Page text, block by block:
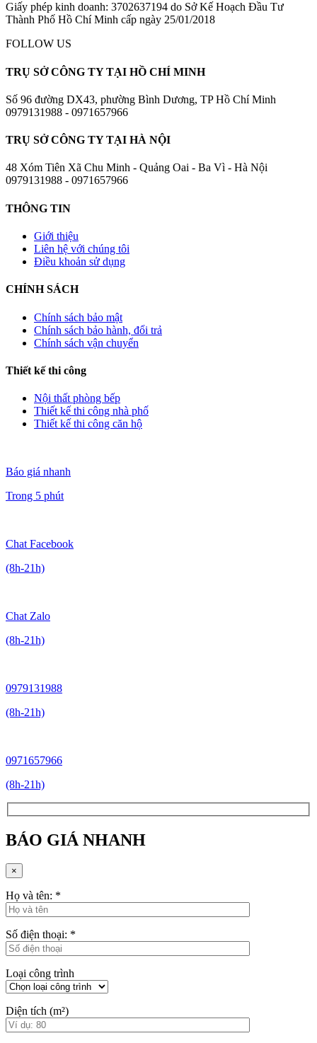
Giấy phép kinh doanh: 3702637194 do Sở Kế Hoạch Đầu Tư
Thành Phố Hồ Chí Minh cấp ngày 25/01/2018
FOLLOW US
TRỤ SỞ CÔNG TY TẠI HỒ CHÍ MINH
Số 96 đường DX43, phường Bình Dương, TP Hồ Chí Minh
0979131988 - 0971657966
TRỤ SỞ CÔNG TY TẠI HÀ NỘI
48 Xóm Tiên Xã Chu Minh - Quảng Oai - Ba Vì - Hà Nội
0979131988 - 0971657966
THÔNG TIN
Giới thiệu
Liên hệ với chúng tôi
Điều khoản sử dụng
CHÍNH SÁCH
Chính sách bảo mật
Chính sách bảo hành, đổi trả
Chính sách vận chuyển
Thiết kế thi công
Nội thất phòng bếp
Thiết kế thi công nhà phố
Thiết kế thi công căn hộ
Báo giá nhanh
Trong 5 phút
Chat Facebook
(8h-21h)
Chat Zalo
(8h-21h)
0979131988
(8h-21h)
0971657966
(8h-21h)
BÁO GIÁ NHANH
×
Họ và tên: *
Số điện thoại: *
Loại công trình
Diện tích (m²)